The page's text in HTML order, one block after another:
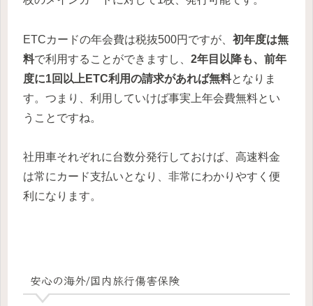
ETCカードの年会費は税抜500円ですが、 初年度は無
料で利用することができますし、 2年目以降も、前年
度に1回以上ETC利用の請求があれば無料となりま
す。つまり、利用していけば事実上年会費無料とい
うことですね。
社用車それぞれに台数分発行しておけば、高速料金
は常にカード支払いとなり、非常にわかりやすく便
利になります。
安心の海外/国内旅行傷害保険